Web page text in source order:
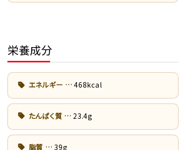
栄養成分
エネルギー 468kcal
たんぱく質 23.4g
脂質 39g